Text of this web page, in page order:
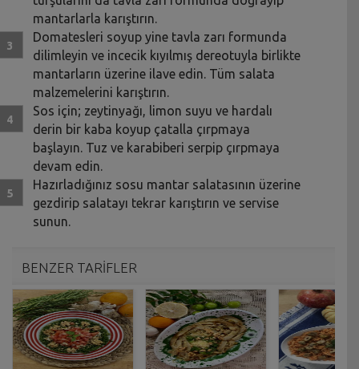
mantarlarla karıştırın.
Domatesleri soyup yine tavla zarı formunda
dilimleyin ve incecik kıyılmış dereotuyla birlikte
mantarların üzerine ilave edin. Tüm salata
malzemelerini karıştırın.
Sos için; zeytinyağı, limon suyu ve hardalı
derin bir kaba koyup çatalla çırpmaya
başlayın. Tuz ve karabiberi serpip çırpmaya
devam edin.
Hazırladığınız sosu mantar salatasının üzerine
gezdirip salatayı tekrar karıştırın ve servise
sunun.
BENZER TARİFLER